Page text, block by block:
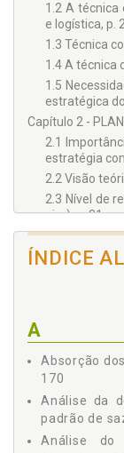
1.2 A técnica
e logística, p.
1.3 Técnica
1.4 A técnica
1.5
estratégica
Capítulo 2 -
2.1
estratégia
2.2 Visão
2.3 Nível de
giro), p. 31
2.4 A
2.5
2.9 A
Capítulo 3 -
3.1 Premissa,
p. 52
ÍNDICE
A
Absorção
170
Análise da
padrão de
Análise do